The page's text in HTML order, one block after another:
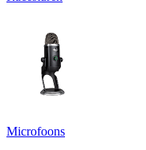
Microfoons